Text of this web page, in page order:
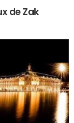
de Zak